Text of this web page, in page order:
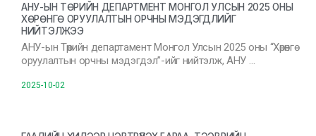
АНУ-ЫН ТӨРИЙН ДЕПАРТМЕНТ МОНГОЛ УЛСЫН 2025 ОНЫ
ХӨРӨНГӨ ОРУУЛАЛТЫН ОРЧНЫ МЭДЭГДЛИЙГ
НИЙТЭЛЖЭЭ
АНУ-ын Төрийн департамент Монгол Улсын 2025 оны “Хөрөнгө
оруулалтын орчны мэдэгдэл”-ийг нийтэлж, АНУ …
2025-10-02